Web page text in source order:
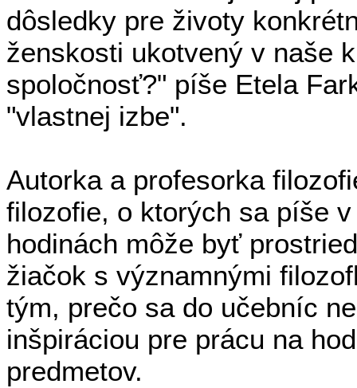
dôsledky pre životy
ženskosti ukotvený v naše
spoločnosť?" píše Etela
"vlastnej izbe".
Autorka a profesorka
filozofie, o ktorých sa píše
hodinách môže byť
žiačok s významnými
tým, prečo sa do učebníc
inšpiráciou pre prácu na
predmetov.